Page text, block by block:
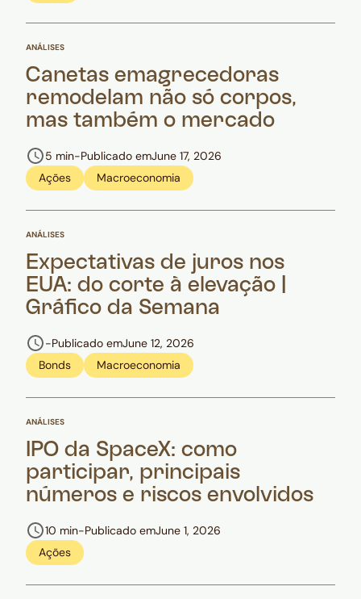
ANÁLISES
Canetas emagrecedoras
remodelam não só corpos,
mas também o mercado
5 min-Publicado emJune 17, 2026
Ações
Macroeconomia
ANÁLISES
Expectativas de juros nos
EUA: do corte à elevação |
Gráfico da Semana
-Publicado emJune 12, 2026
Bonds
Macroeconomia
ANÁLISES
IPO da SpaceX: como
participar, principais
números e riscos envolvidos
10 min-Publicado emJune 1, 2026
Ações